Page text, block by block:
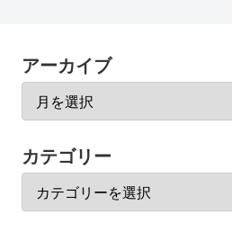
アーカイブ
カテゴリー